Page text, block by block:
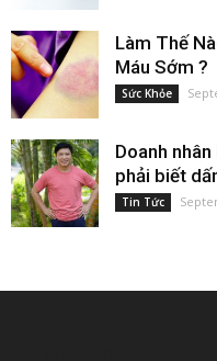
Làm Thế
Máu Sớm ?
Sức Khỏe
Doanh
phải biết
Tin Tức